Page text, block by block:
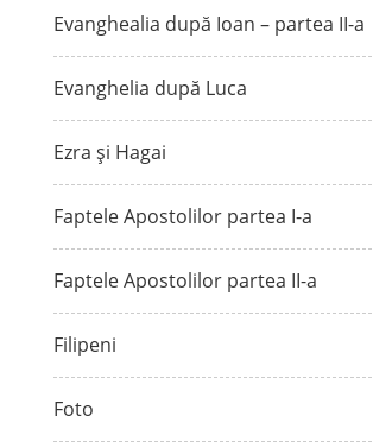
Evanghealia după Ioan – partea II-a
Evanghelia după Luca
Ezra și Hagai
Faptele Apostolilor partea I-a
Faptele Apostolilor partea II-a
Filipeni
Foto